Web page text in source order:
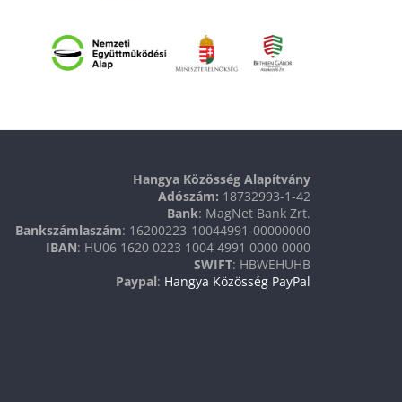
Hangya Közösség Alapítvány
Adószám: 18732993-1-42
Bank: MagNet Bank Zrt.
Bankszámlaszám: 16200223-10044991-00000000
IBAN: HU06 1620 0223 1004 4991 0000 0000
SWIFT: HBWEHUHB
Paypal: Hangya Közösség PayPal